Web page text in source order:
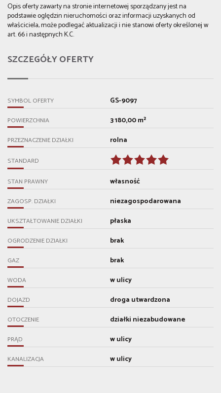
Opis oferty zawarty na stronie internetowej sporządzany jest na
podstawie oględzin nieruchomości oraz informacji uzyskanych od
właściciela, może podlegać aktualizacji i nie stanowi oferty określonej w
art. 66 i następnych K.C.
SZCZEGÓŁY OFERTY
SYMBOL OFERTY GS-9097
POWIERZCHNIA 3 180,00 m²
PRZEZNACZENIE DZIAŁKI rolna
STANDARD
STAN PRAWNY własność
ZAGOSP. DZIAŁKI niezagospodarowana
UKSZTAŁTOWANIE DZIAŁKI płaska
OGRODZENIE DZIAŁKI brak
GAZ brak
WODA w ulicy
DOJAZD droga utwardzona
OTOCZENIE działki niezabudowane
PRĄD w ulicy
KANALIZACJA w ulicy